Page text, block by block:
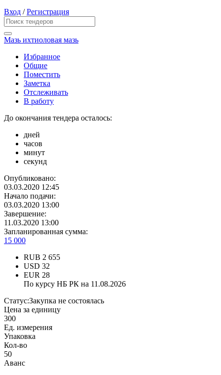
Вход /Регистрация
Мазь ихтиоловая мазь
Избранное
Общие
Поместить
Заметка
Отслеживать
В работу
До окончания тендера осталось:
дней
часов
минут
секунд
Опубликовано:
03.03.2020 12:45
Начало подачи:
03.03.2020 13:00
Завершение:
11.03.2020 13:00
Запланированная сумма:
15 000
RUB 2 655
USD 32
EUR 28
По курсу НБ РК на 11.08.2026
Статус:Закупка не состоялась
Цена за единицу
300
Ед. измерения
Упаковка
Кол-во
50
Аванс